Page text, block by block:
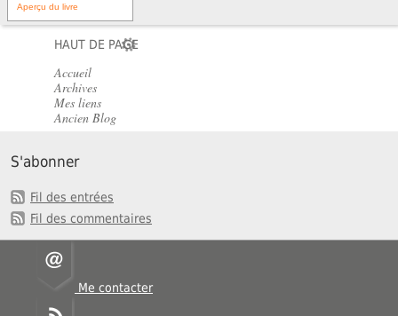
Aperçu du livre
HAUT DE PAGE
Accueil
Archives
Mes liens
Ancien Blog
S'abonner
Fil des entrées
Fil des commentaires
Me contacter